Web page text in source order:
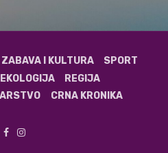
ZABAVA I KULTURA
SPORT
EKOLOGIJA
REGIJA
CRNA KRONIKA